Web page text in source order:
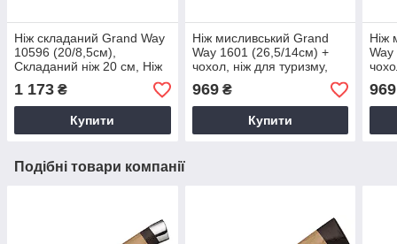
Ніж складаний Grand Way
10596 (20/8,5см),
Складаний ніж 20 см, Ніж
1 173 ₴
Купити
Ніж мисливський Grand
Way 1601 (26,5/14см) +
чохол, ніж для туризму,
969₴
Купити
Ніж
969
Подібні товари компанії